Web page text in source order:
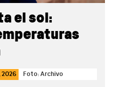
el sol:
2026 Foto: Archivo